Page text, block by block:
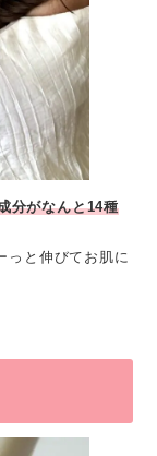
分がなんと14種
っと伸びてお肌に